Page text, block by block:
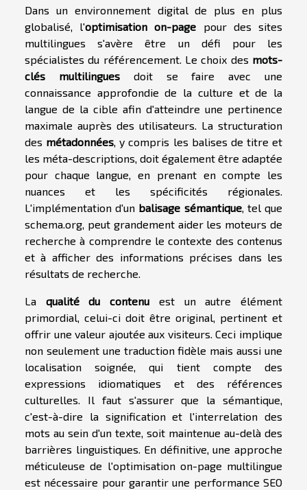
Dans un environnement digital de plus en plus
globalisé, l'optimisation on-page pour des sites
multilingues s'avère être un défi pour les
spécialistes du référencement. Le choix des mots-
clés multilinguesdoit se faire avec une
connaissance approfondie de la culture et de la
langue de la cible afin d'atteindre une pertinence
maximale auprès des utilisateurs. La structuration
des métadonnées , y compris les balises de titre et
les méta-descriptions, doit également être adaptée
pour chaque langue, en prenant en compte les
nuances et les spécificités régionales.
L'implémentation d'un balisage sémantique, tel que
schema.org, peut grandement aider les moteurs de
recherche à comprendre le contexte des contenus
et à afficher des informations précises dans les
résultats de recherche.
La qualité du contenu est un autre élément
primordial, celui-ci doit être original, pertinent et
offrir une valeur ajoutée aux visiteurs. Ceci implique
non seulement une traduction fidèle mais aussi une
localisation soignée, qui tient compte des
expressions idiomatiques et des références
culturelles. Il faut s'assurer que la sémantique,
c'est-à-dire la signification et l'interrelation des
mots au sein d'un texte, soit maintenue au-delà des
barrières linguistiques. En définitive, une approche
méticuleuse de l'optimisation on-page multilingue
est nécessaire pour garantir une performance SEO